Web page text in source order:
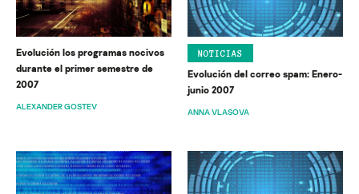
Evolución los programas nocivos
durante el primer semestre de
2007
ALEXANDER GOSTEV
NOTICIAS
Evolución del correo spam: Enero-
junio 2007
ANNA VLASOVA